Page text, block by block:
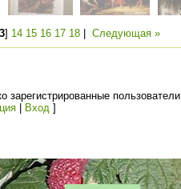
] 14 15 16 17 18| Следующая »
зарегистрированные пользователи.
| Вход ]